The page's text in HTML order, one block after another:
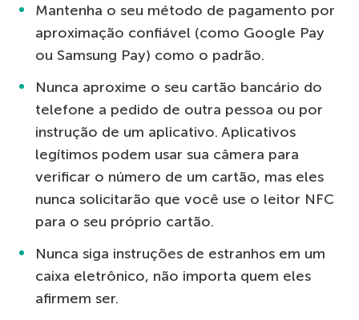
Mantenha o seu método de pagamento por
aproximação confiável (como Google Pay
ou Samsung Pay) como o padrão.
Nunca aproxime o seu cartão bancário do
telefone a pedido de outra pessoa ou por
instrução de um aplicativo. Aplicativos
legítimos podem usar sua câmera para
verificar o número de um cartão, mas eles
nunca solicitarão que você use o leitor NFC
para o seu próprio cartão.
Nunca siga instruções de estranhos em um
caixa eletrônico, não importa quem eles
afirmem ser.